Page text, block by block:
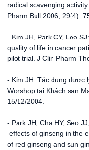
radical scavenging
Pharm Bull 2006; 29(4):
- Kim JH, Park CY, Lee
quality of life in cancer
pilot trial. J Clin Pharm
- Kim JH: Tác dụng dược
Worshop tại Khách sạn
15/12/2004.
- Park JH, Cha HY, Seo
effects of ginseng in the
of red ginseng and sun